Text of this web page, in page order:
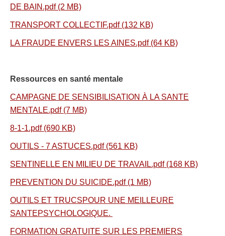
DE BAIN.pdf (2 MB)
TRANSPORT COLLECTIF.pdf (132 KB)
LA FRAUDE ENVERS LES AINES.pdf (64 KB)
Ressources en santé mentale
CAMPAGNE DE SENSIBILISATION À LA SANTE
MENTALE.pdf (7 MB)
8-1-1.pdf (690 KB)
OUTILS - 7 ASTUCES.pdf (561 KB)
SENTINELLE EN MILIEU DE TRAVAIL.pdf (168 KB)
PREVENTION DU SUICIDE.pdf (1 MB)
OUTILS ET TRUCSPOUR UNE MEILLEURE
SANTEPSYCHOLOGIQUE.
FORMATION GRATUITE SUR LES PREMIERS